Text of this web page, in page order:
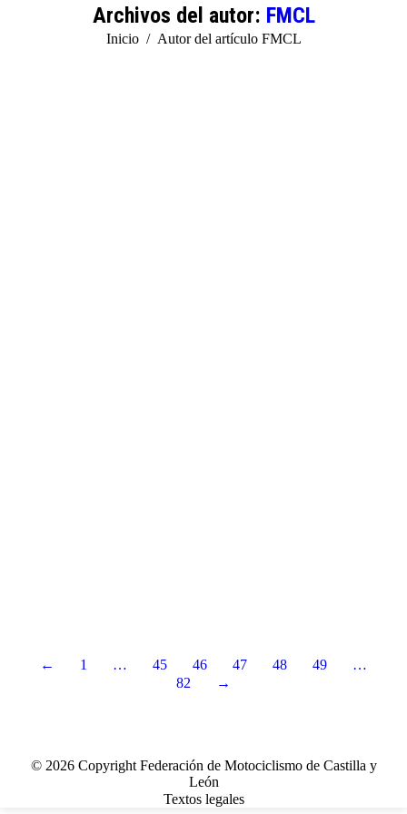
Archivos del autor: FMCL
Estás aquí:
Inicio Autor del artículo FMCL
← 1 … 45 46 47 48 49
…
82
→
© 2026 Copyright Federación de Motociclismo de Castilla y
León
Textos legales